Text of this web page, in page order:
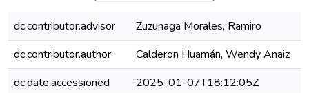
dc.contributor.advisor
Zuzunaga Morales, Ramiro
dc.contributor.author
Calderon Huamán, Wendy Anaiz
dc.date.accessioned
2025-01-07T18:12:05Z